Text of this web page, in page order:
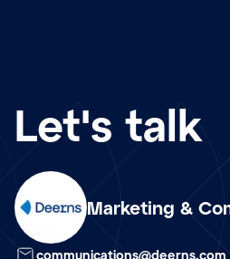
Let's talk
Marketing &
nl
communications@deerns.com